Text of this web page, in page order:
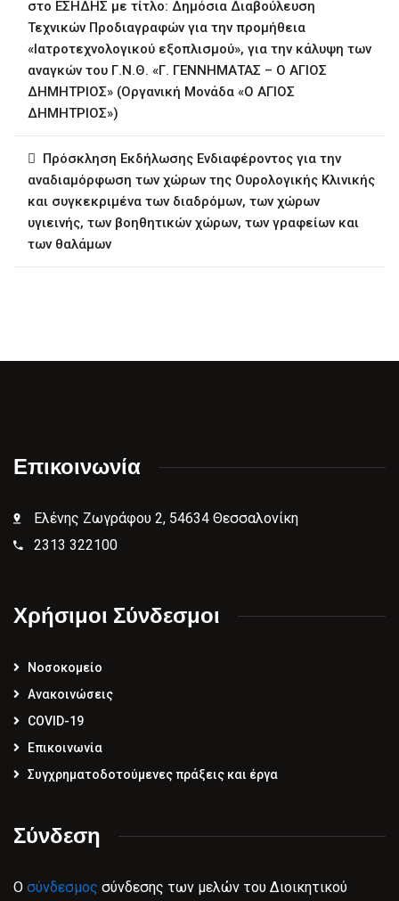
στο ΕΣΗΔΗΣ με τίτλο: Δημόσια Διαβούλευση
Τεχνικών Προδιαγραφών για την προμήθεια
«Ιατροτεχνολογικού εξοπλισμού», για την κάλυψη των
αναγκών του Γ.Ν.Θ. «Γ. ΓΕΝΝΗΜΑΤΑΣ – Ο ΑΓΙΟΣ
ΔΗΜΗΤΡΙΟΣ» (Οργανική Μονάδα «Ο ΑΓΙΟΣ
ΔΗΜΗΤΡΙΟΣ»)
Πρόσκληση Εκδήλωσης Ενδιαφέροντος για την
αναδιαμόρφωση των χώρων της Ουρολογικής Κλινικής
και συγκεκριμένα των διαδρόμων, των χώρων
υγιεινής, των βοηθητικών χώρων, των γραφείων και
των θαλάμων
Επικοινωνία
Ελένης Ζωγράφου 2, 54634 Θεσσαλονίκη
2313 322100
Χρήσιμοι Σύνδεσμοι
Νοσοκομείο
Ανακοινώσεις
COVID-19
Επικοινωνία
Συγχρηματοδοτούμενες πράξεις και έργα
Σύνδεση
Ο σύνδεσμος σύνδεσης των μελών του Διοικητικού